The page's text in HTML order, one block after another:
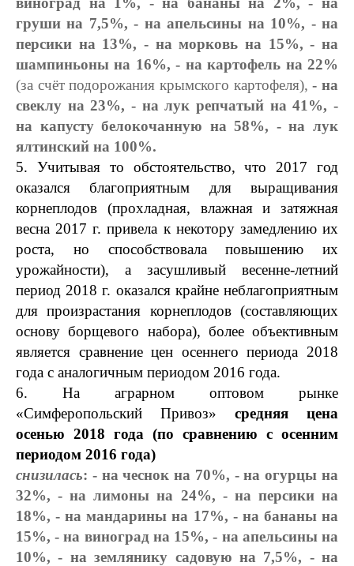
груши на 7,5%, - на апельсины на 10%, - на
персики на 13%, - на морковь на 15%, - на
шампиньоны на 16%, - на картофель на 22%
(за счёт подорожания крымского картофеля),- на
свеклу на 23%, - на лук репчатый на 41%, -
на капусту белокочанную на 58%, - на лук
ялтинский на 100%.
5. Учитывая то обстоятельство, что 2017 год
оказался благоприятным для выращивания
корнеплодов (прохладная, влажная и затяжная
весна 2017 г. привела к некотору замедлению их
роста, но способствовала повышению их
урожайности), а засушливый весенне-летний
период 2018 г. оказался крайне неблагоприятным
для произрастания корнеплодов (составляющих
основу борщевого набора), более объективным
является сравнение цен осеннего периода 2018
года с аналогичным периодом 2016 года.
6. На аграрном оптовом рынке
«Симферопольский Привоз» средняя цена
осенью 2018 года (по сравнению с осенним
периодом 2016 года)
снизилась: - на чеснок на 70%, - на огурцы на
32%, - на лимоны на 24%, - на персики на
18%, - на мандарины на 17%, - на бананы на
15%, - на виноград на 15%, - на апельсины на
10%, - на землянику садовую на 7,5%, - на